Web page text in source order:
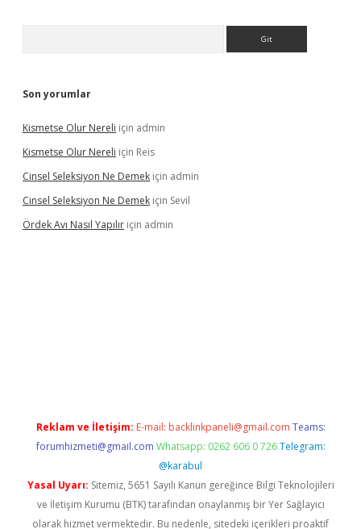
Son yorumlar
Kismetse Olur Nereli için admin
Kismetse Olur Nereli için Reis
Cinsel Seleksiyon Ne Demek için admin
Cinsel Seleksiyon Ne Demek için Sevil
Ördek Avı Nasıl Yapılır için admin
Reklam ve İletişim: E-mail: backlinkpaneli@gmail.com Teams:
forumhizmeti@gmail.com Whatsapp: 0262 606 0 726 Telegram:
@karabul
Yasal Uyarı: Sitemiz, 5651 Sayılı Kanun gereğince Bilgi Teknolojileri
ve İletişim Kurumu (BTK) tarafından onaylanmış bir Yer Sağlayıcı
olarak hizmet vermektedir. Bu nedenle, sitedeki içerikleri proaktif